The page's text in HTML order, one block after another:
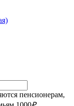
пенсионерам,